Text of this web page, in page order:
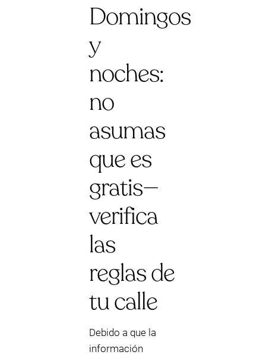
Domingos
y
noches:
no
asumas
que es
gratis—
verifica
las
reglas de
tu calle
Debido a que la
información